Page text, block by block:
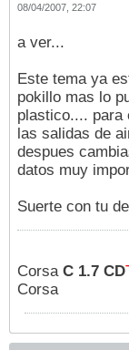
08/04/2007, 22:07
a ver...
Este tema ya
pokillo mas lo
plastico.... para
las salidas de
despues
datos muy
Suerte con tu
Corsa C 1.7 CD
Corsa